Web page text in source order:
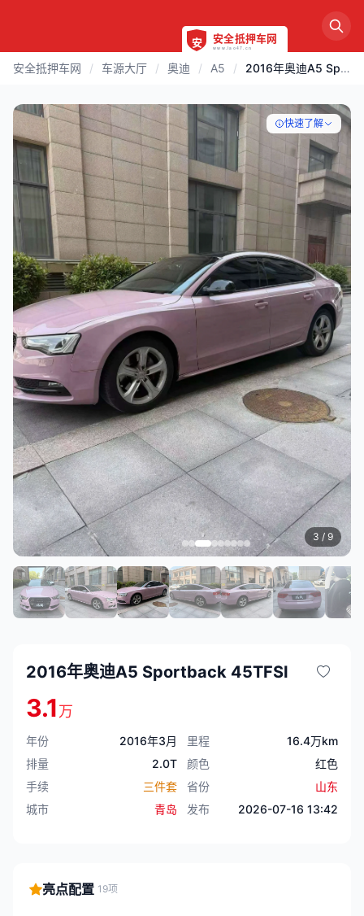
安全抵押车网 / 车源大厅 / 奥迪 / A5 / 2016年奥迪A5 Sportback 45TFSI
快速了解
3 / 9
2016年奥迪A5 Sportback 45TFSI
3.1万
年份 2016年3月 里程
16.4万km
排量
2.0T 颜色
红色
手续
三件套 省份
山东
城市
青岛 发布 2026-07-16 13:42
亮点配置 19项